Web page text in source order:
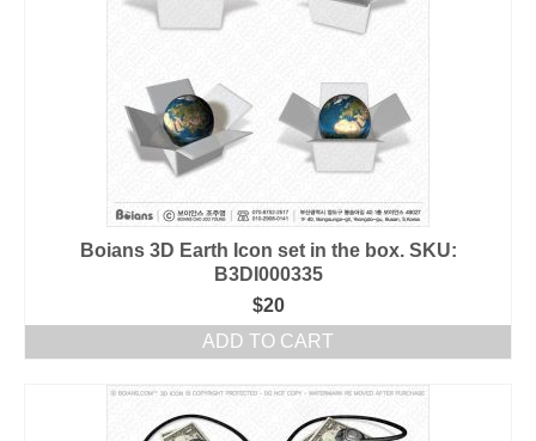
Boians 3D Earth Icon set in the box. SKU:
B3DI000335
$20
ADD TO CART